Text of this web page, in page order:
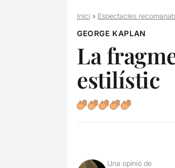
Inici» Espectacles
GEORGE KAPLAN
La
estilístic
Una opinió de